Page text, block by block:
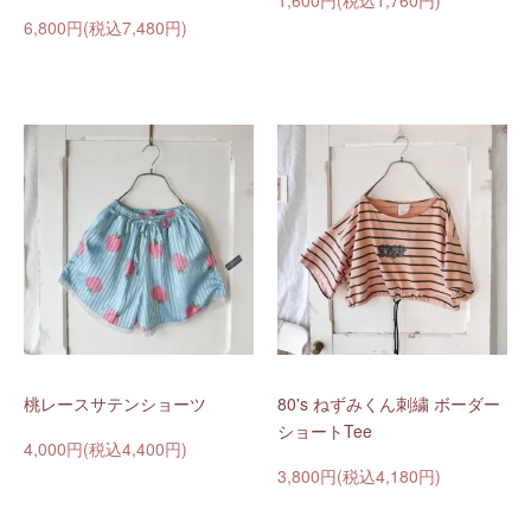
6,800円(税込7,480円)
桃レースサテンショーツ
4,000円(税込4,400円)
80's ねずみくん刺繍 ボーダー
ショートTee
3,800円(税込4,180円)